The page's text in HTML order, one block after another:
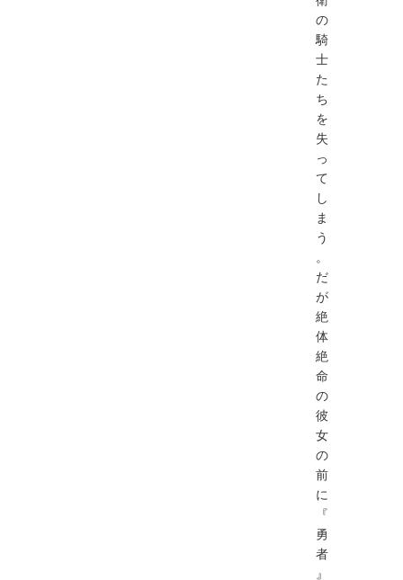
の
騎
⼠
た
ち
を
失
っ
て
し
ま
う
。
だ
が
絶
体
絶
命
の
彼
⼥
の
前
に
『
勇
者
』